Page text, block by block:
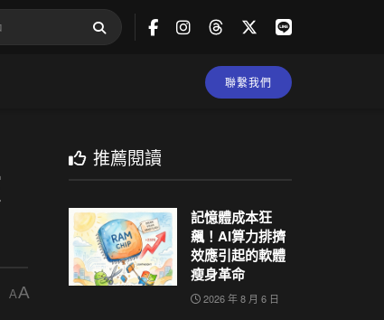
聯繫我們
AA
推薦閱讀
記憶體成本狂
飆！AI算力排擠
效應引起的軟體
瘦身革命
2026 年 8 月 6 日